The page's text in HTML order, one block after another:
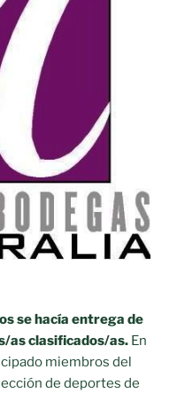
se hacía entrega de
as clasificados/as. En
miembros del
de deportes de